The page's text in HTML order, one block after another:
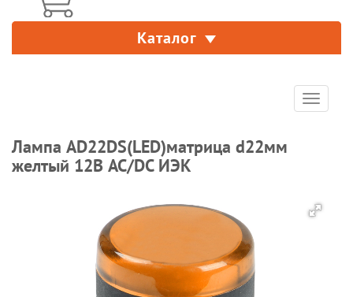
Каталог
Toggle
Лампа AD22DS(LED)матрица d22мм
желтый 12В AC/DC ИЭК